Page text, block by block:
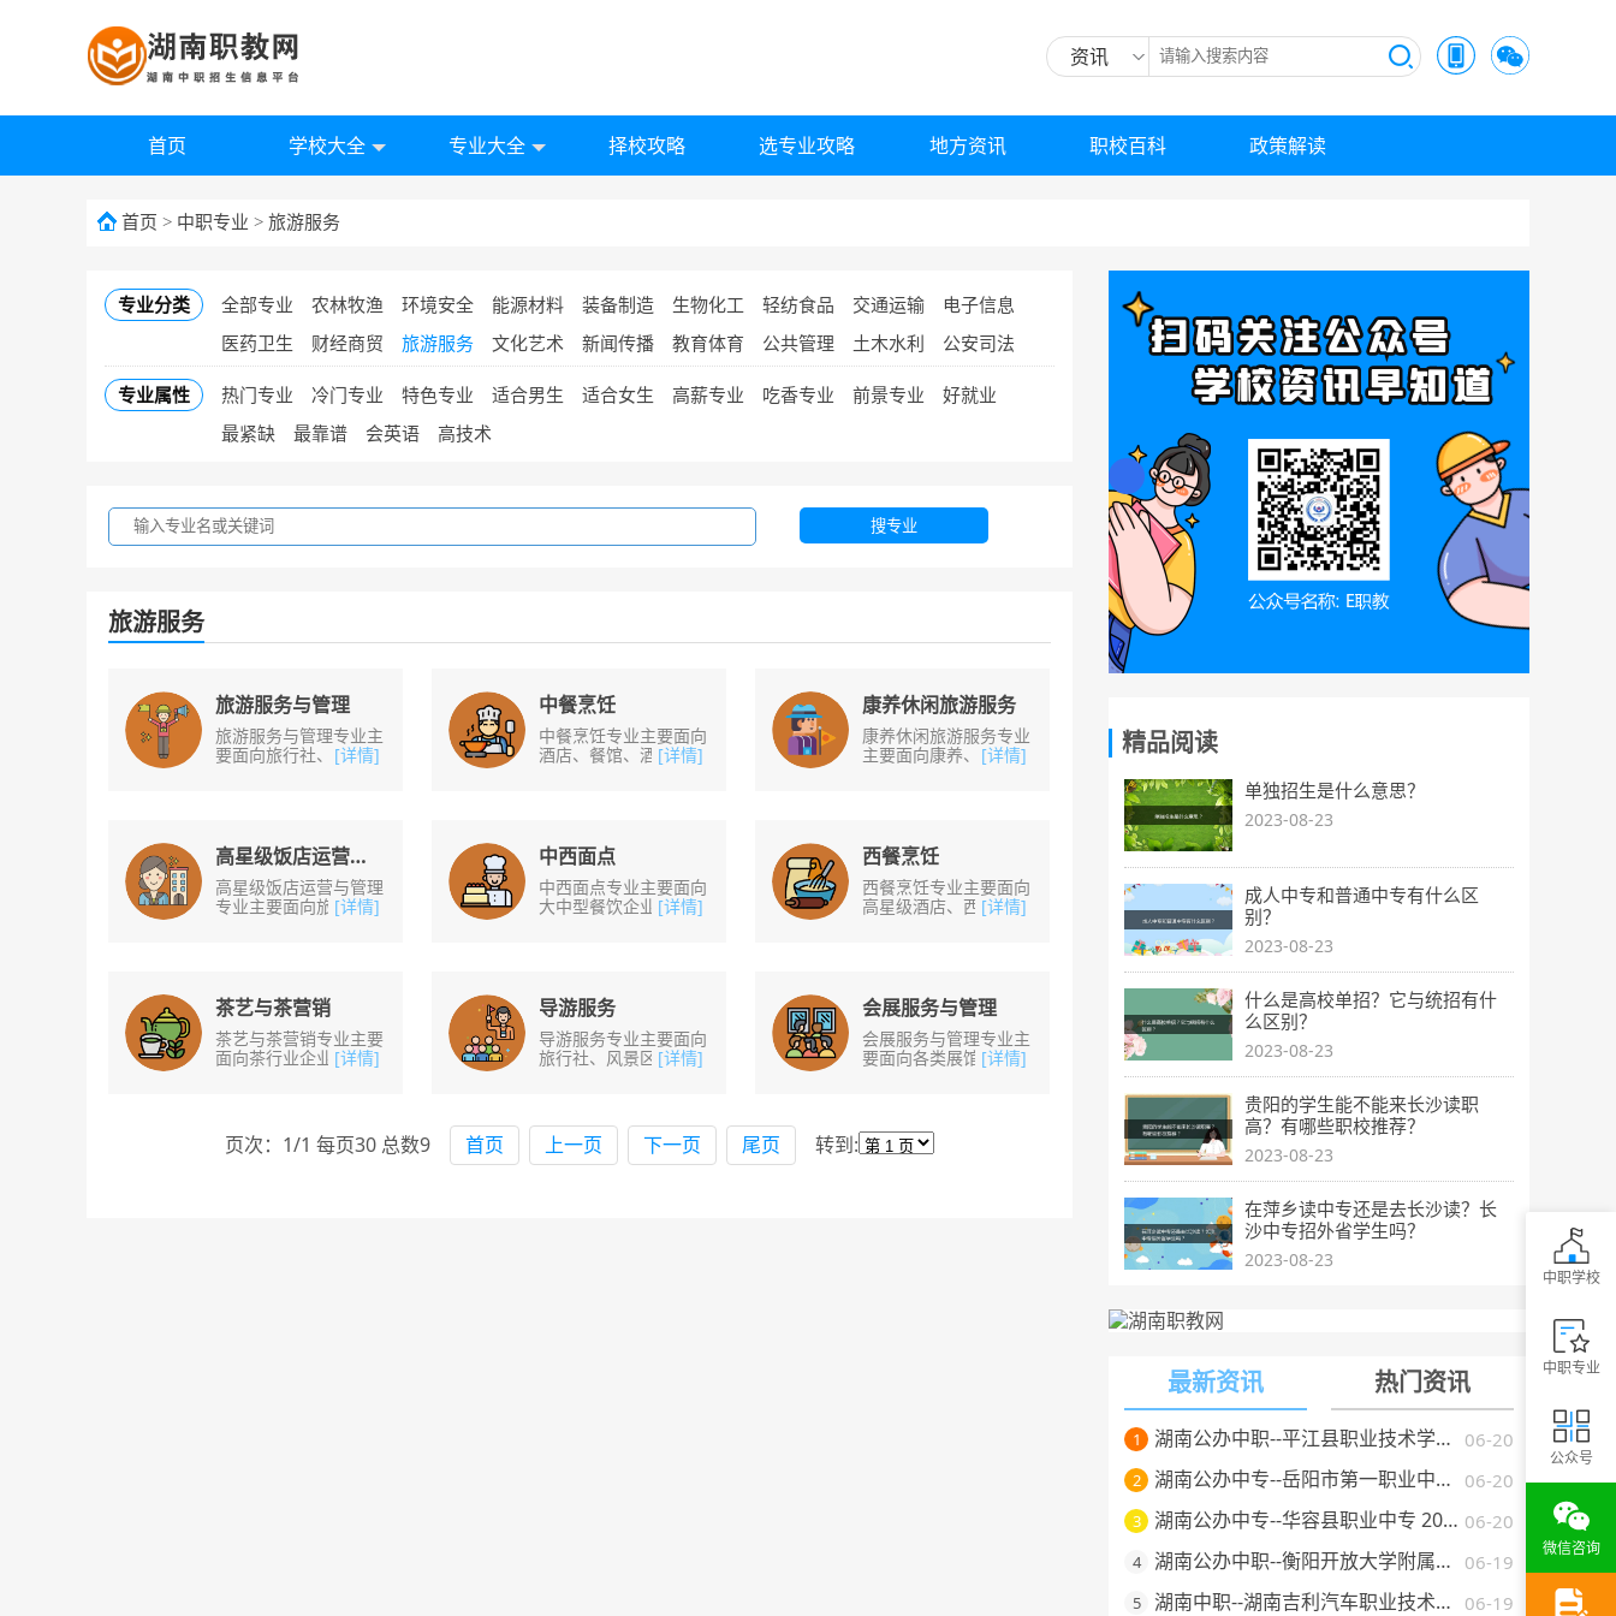
资讯
首页 学校大全 专业大全 择校攻略 选专业攻略 地方资讯 职校百科 政策解读
首页 > 中职专业 > 旅游服务
专业分类 全部专业 农林牧渔 环境安全 能源材料 装备制造 生物化工 轻纺食品 交通运输
电子信息
医药卫生
财经商贸 旅游服务 文化艺术 新闻传播 教育体育 公共管理 土木水利 公安司法
专业属性 热门专业 冷门专业 特色专业 适合男生 适合女生 高薪专业 吃香专业 前景专业
好就业
最紧缺
最靠谱 会英语 高技术
搜专业
旅游服务
旅游服务与管理
旅游服务与管理专业主
要面向旅行社、旅游景
作。......
[详情]
中餐烹饪
中餐烹饪专业主要面向
酒店、餐馆、酒楼等餐
培......
[详情]
康养休闲旅游服务
康养休闲旅游服务专业
主要面向康养、休闲、
才......
[详情]
高星级饭店运营与管理
高星级饭店运营与管理
专业主要面向旅游行业
客......
[详情]
中西面点
中西面点专业主要面向
大中型餐饮企业、或独
设......
[详情]
西餐烹饪
西餐烹饪专业主要面向
高星级酒店、西餐厅、
作......
[详情]
茶艺与茶营销
茶艺与茶营销专业主要
面向茶行业企业、茶企
茶艺表演、茶叶销售
（导......
[详情]
导游服务
导游服务专业主要面向
旅行社、风景区、展览
馆导引与解说及其他相
关......
[详情]
会展服务与管理
会展服务与管理专业主
要面向各类展馆、会展
等工作。培养掌握与
会......
[详情]
页次：1/1 每页30 总数9 首页 上一页 下一页 尾页 转到:
精品阅读
单独招生是什么意思？
2023-08-23
成人中专和普通中专有什么区
别？
2023-08-23
什么是高校单招？它与统招有什
么区别？
2023-08-23
贵阳的学生能不能来长沙读职
高？有哪些职校推荐？
2023-08-23
在萍乡读中专还是去长沙读？长
沙中专招外省学生吗？
2023-08-23
最新资讯 热门资讯
1 06-20
湖南公办中职--平江县职业技术学校 2025 年招生简章
2 06-20
湖南公办中专--岳阳市第一职业中等专业学校 2025 年招生简章
3 06-20
湖南公办中专--华容县职业中专 2025 年招生简章
4 06-19
湖南公办中职--衡阳开放大学附属中等职业学校 2025 年招生简章
5 06-19
湖南中职--湖南吉利汽车职业技术学院2025年普通高校招生章程
中职学校
中职专业
公众号
微信咨询